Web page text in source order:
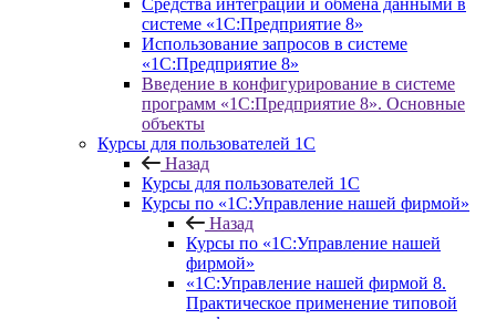
Средства интеграции и обмена данными в
системе «1С:Предприятие 8»
Использование запросов в системе
«1С:Предприятие 8»
Введение в конфигурирование в системе
программ «1С:Предприятие 8». Основные
объекты
Курсы для пользователей 1С
Назад
Курсы для пользователей 1С
Курсы по «1С:Управление нашей фирмой»
Назад
Курсы по «1С:Управление нашей
фирмой»
«1С:Управление нашей фирмой 8.
Практическое применение типовой